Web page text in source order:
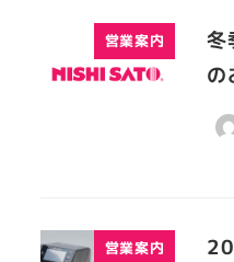
営業案内
の
営業案内